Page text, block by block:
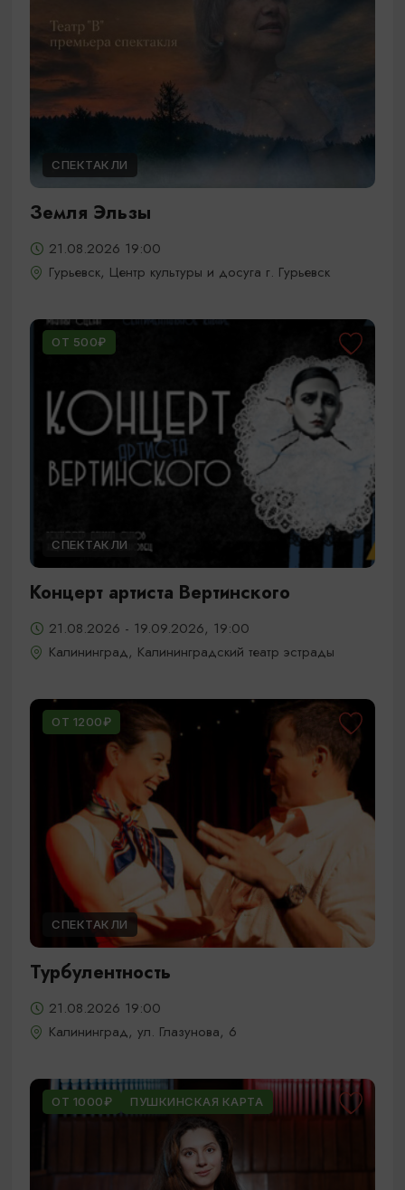
СПЕКТАКЛИ
Земля Эльзы
21.08.2026 19:00
Гурьевск, Центр культуры и досуга г. Гурьевск
ОТ 500₽
СПЕКТАКЛИ
Концерт артиста Вертинского
21.08.2026 - 19.09.2026, 19:00
Калининград, Калининградский театр эстрады
ОТ 1200₽
СПЕКТАКЛИ
Турбулентность
21.08.2026 19:00
Калининград, ул. Глазунова, 6
ОТ 1000₽ ПУШКИНСКАЯ КАРТА